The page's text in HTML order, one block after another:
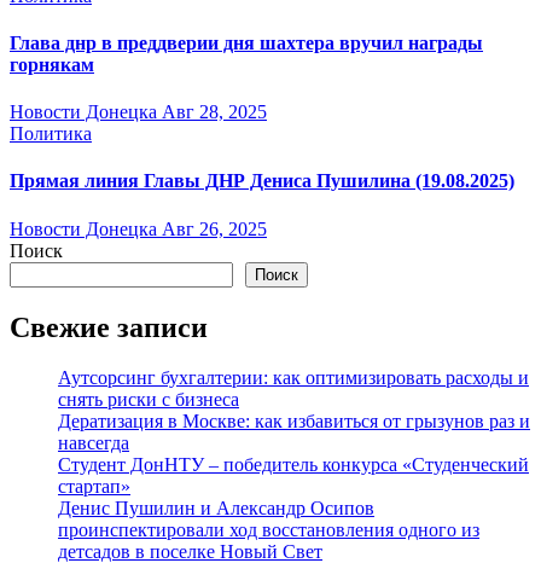
Глава днр в преддверии дня шахтера вручил награды
горнякам
Новости Донецка Авг 28, 2025
Политика
Прямая линия Главы ДНР Дениса Пушилина (19.08.2025)
Новости Донецка Авг 26, 2025
Поиск
Поиск
Свежие записи
Аутсорсинг бухгалтерии: как оптимизировать расходы и
снять риски с бизнеса
Дератизация в Москве: как избавиться от грызунов раз и
навсегда
Студент ДонНТУ – победитель конкурса «Студенческий
стартап»
Денис Пушилин и Александр Осипов
проинспектировали ход восстановления одного из
детсадов в поселке Новый Свет